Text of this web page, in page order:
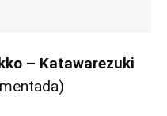
– Katawarezuki